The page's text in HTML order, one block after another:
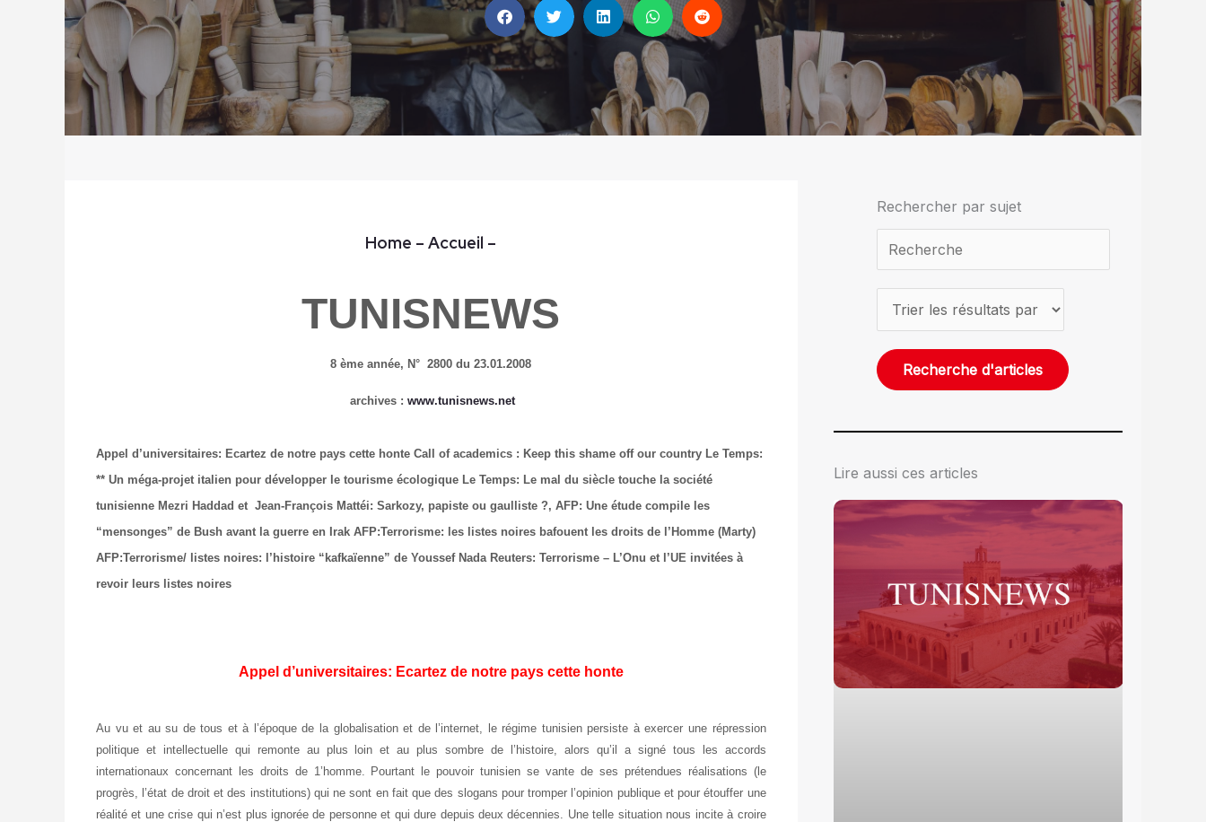
Home – Accueil –
TUNISNEWS
8 ème année, N° 2800 du 23.01.2008
archives :www.tunisnews.net
Appel d’universitaires: Ecartez de notre pays cette honte Call of academics : Keep this shame off our country Le Temps:
** Un méga-projet italien pour développer le tourisme écologique Le Temps: Le mal du siècle touche la société
tunisienne Mezri Haddad et Jean-François Mattéi: Sarkozy, papiste ou gaulliste ?, AFP: Une étude compile les
“mensonges” de Bush avant la guerre en Irak AFP:Terrorisme: les listes noires bafouent les droits de l’Homme (Marty)
AFP:Terrorisme/ listes noires: l’histoire “kafkaïenne” de Youssef Nada Reuters: Terrorisme – L’Onu et l’UE invitées à
revoir leurs listes noires
Appel d’universitaires: Ecartez de notre pays cette honte
Au vu et au su de tous et à l’époque de la globalisation et de l’internet, le régime tunisien persiste à exercer une répression
politique et intellectuelle qui remonte au plus loin et au plus sombre de l’histoire, alors qu’il a signé tous les accords
internationaux concernant les droits de 1’homme. Pourtant le pouvoir tunisien se vante de ses prétendues réalisations (le
progrès, l’état de droit et des institutions) qui ne sont en fait que des slogans pour tromper l’opinion publique et pour étouffer une
réalité et une crise qui n’est plus ignorée de personne et qui dure depuis deux décennies. Une telle situation nous incite à croire
Rechercher par sujet
Lire aussi ces articles